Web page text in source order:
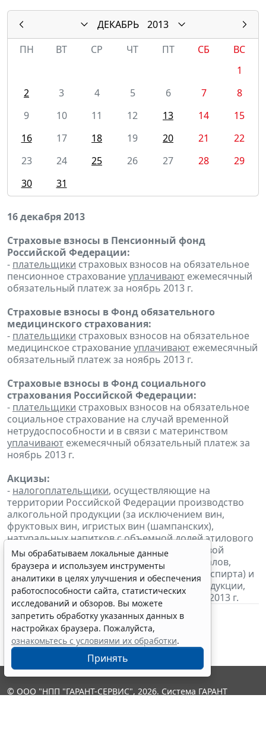
ДЕКАБРЬ
2013
ПН
ВТ СР ЧТ ПТ СБ
ВС
1
2
3 4 5 6 7
8
9
10 11 12 13 14
15
16
17 18 19 20 21
22
23
24 25 26 27 28
29
30
31
16 декабря 2013
Страховые взносы в Пенсионный фонд
Российской Федерации:
- плательщики страховых взносов на обязательное
пенсионное страхованиеуплачивают ежемесячный
обязательный платеж за ноябрь 2013 г.
Страховые взносы в Фонд обязательного
медицинского страхования:
- плательщики страховых взносов на обязательное
медицинское страхованиеуплачивают ежемесячный
обязательный платеж за ноябрь 2013 г.
Страховые взносы в Фонд социального
страхования Российской Федерации:
- плательщики страховых взносов на обязательное
социальное страхование на случай временной
нетрудоспособности и в связи с материнством
уплачивают ежемесячный обязательный платеж за
ноябрь 2013 г.
Акцизы:
- налогоплательщики, осуществляющие на
территории Российской Федерации производство
алкогольной продукции (за исключением вин,
фруктовых вин, игристых вин (шампанских),
натуральных напитков с объемной долей этилового
спирта не более 6 процентов объема готовой
продукции, изготовленных из виноматериалов,
произведенных без добавления этилового спирта) и
(или) подакцизной спиртосодержащей продукции,
уплачиваютавансовый платеж за декабрь 2013 г.
Мы обрабатываем локальные данные
браузера и используем инструменты
аналитики в целях улучшения и обеспечения
работоспособности сайта, статистических
исследований и обзоров. Вы можете
запретить обработку указанных данных в
настройках браузера. Пожалуйста,
ознакомьтесь с условиями их обработки.
Принять
© ООО "НПП "ГАРАНТ-СЕРВИС", 2026. Система ГАРАНТ